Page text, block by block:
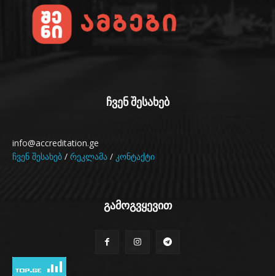
ჩვენ შესახებ
info@accreditation.ge
ჩვენ შესახებ / რეკლამა / კონტაქტი
გამოგვყევით